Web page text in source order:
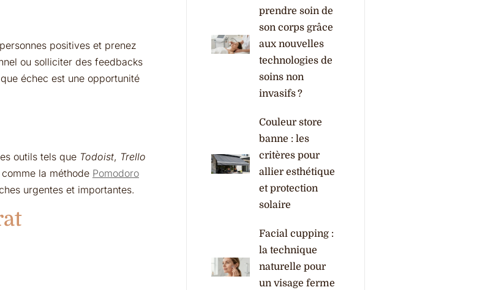
positives et prenez
ou solliciter des feedbacks
échec est une opportunité
outils tels que Todoist, Trello
la méthode Pomodoro
urgentes et importantes.
prendre soin de
son corps grâce
aux nouvelles
technologies de
soins non
invasifs ?
Couleur store
banne : les
critères pour
allier esthétique
et protection
solaire
Facial cupping :
la technique
naturelle pour
un visage ferme